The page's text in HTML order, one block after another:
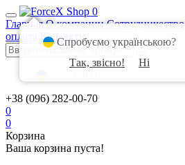
0
Главная О компании Сотрудничество
оплата
Контакты
+38 (096) 282-00-70
0
0
Корзина
Ваша корзина пуста!
Спробуємо українською?
Так, звісно!
Ні